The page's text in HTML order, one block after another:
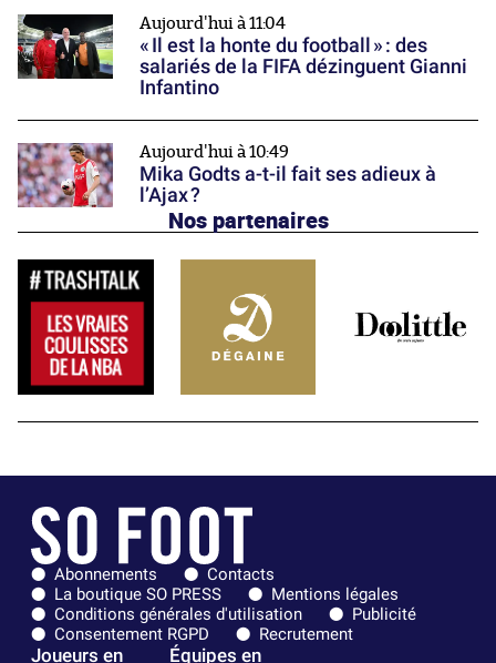
Aujourd'hui à 11:04
« Il est la honte du football » : des
salariés de la FIFA dézinguent Gianni
Infantino
Aujourd'hui à 10:49
Mika Godts a-t-il fait ses adieux à
l’Ajax ?
Nos partenaires
Abonnements
Contacts
La boutique SO PRESS
Mentions légales
Conditions générales d'utilisation
Publicité
Consentement RGPD
Recrutement
Joueurs en
Équipes en